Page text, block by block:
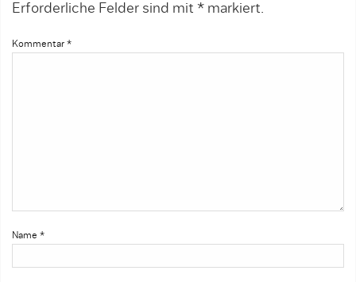
Erforderliche Felder sind mit * markiert.
Kommentar *
Name *